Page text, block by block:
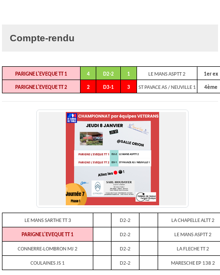
Compte-rendu
PARIGNE L'EVEQUE TT 1 4 D2-2 1 LE MANS ASPTT 2 1er ex
PARIGNE L'EVEQUE TT 2 2 D3-1 3 ST PAVACE AS / NEUVILLE 1 4ème
LE MANS SARTHE TT 3 D2-2 LA CHAPELLE ALTT 2
PARIGNE L'EVEQUE TT 1 D2-2 LE MANS ASPTT 2
CONNERRE-LOMBRON MJ 2 D2-2 LA FLECHE TT 2
COULAINES JS 1 D2-2 MARESCHE EP 138 2